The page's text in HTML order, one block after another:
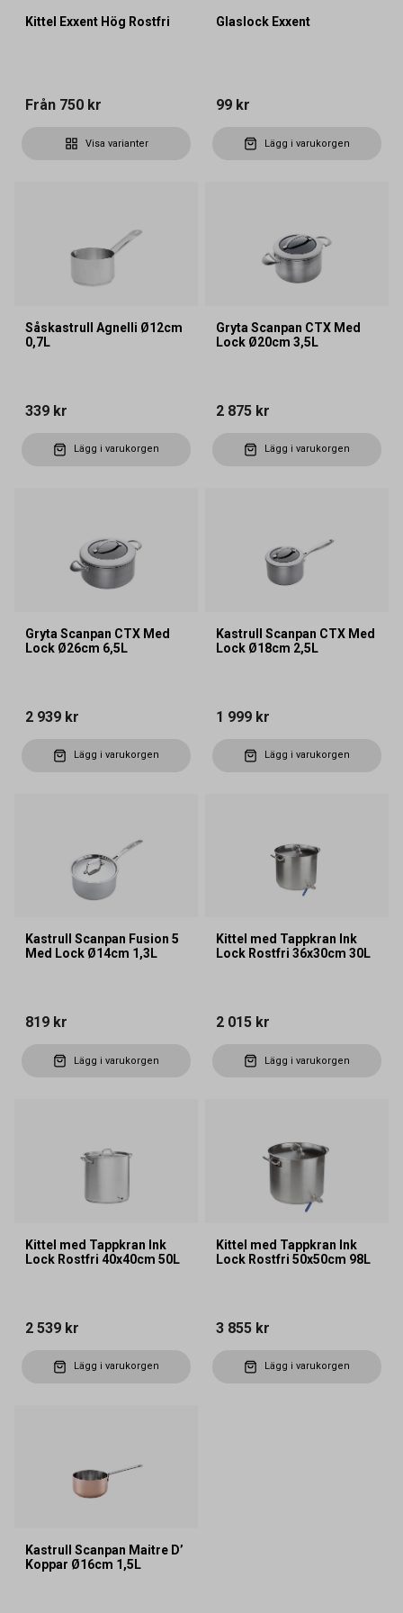
Kittel Exxent Hög Rostfri
Från 750 kr
Visa varianter
Glaslock Exxent
99 kr
Lägg i varukorgen
Såskastrull Agnelli Ø12cm
0,7L
339 kr
Lägg i varukorgen
Gryta Scanpan CTX Med
Lock Ø20cm 3,5L
2 875 kr
Lägg i varukorgen
Gryta Scanpan CTX Med
Lock Ø26cm 6,5L
2 939 kr
Lägg i varukorgen
Kastrull Scanpan CTX Med
Lock Ø18cm 2,5L
1 999 kr
Lägg i varukorgen
Kastrull Scanpan Fusion 5
Med Lock Ø14cm 1,3L
819 kr
Lägg i varukorgen
Kittel med Tappkran Ink
Lock Rostfri 36x30cm 30L
2 015 kr
Lägg i varukorgen
Kittel med Tappkran Ink
Lock Rostfri 40x40cm 50L
2 539 kr
Lägg i varukorgen
Kittel med Tappkran Ink
Lock Rostfri 50x50cm 98L
3 855 kr
Lägg i varukorgen
Kastrull Scanpan Maitre D’
Koppar Ø16cm 1,5L